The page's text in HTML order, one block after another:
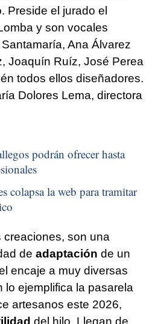
Preside el jurado el
y son vocales
Ana Álvarez
Joaquín Ruíz, José Perea
todos ellos diseñadores.
Dolores Lema, directora
podrán ofrecer hasta
colapsa la web para tramitar
creaciones, son una
de adaptación de un
encaje a muy diversas
lo ejemplifica la pasarela
artesanos este 2026,